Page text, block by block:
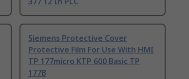
Siemens Protective Cover
Protective Film For Use With HMI
TP 177micro KTP 600 Basic TP
177B